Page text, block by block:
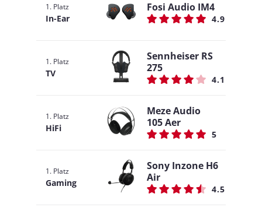
1. Platz
In-Ear
Fosi Audio IM4
4.9
1. Platz
TV
Sennheiser RS
275
4.1
1. Platz
HiFi
Meze Audio
105 Aer
5
1. Platz
Gaming
Sony Inzone H6
Air
4.5